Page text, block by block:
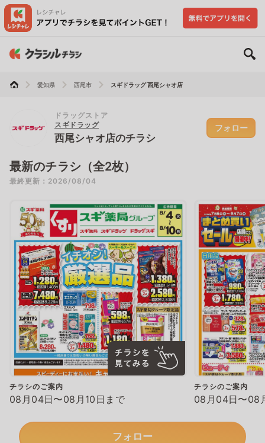
愛知県 西尾市 スギドラッグ 西尾シャオ店
ドラッグストア
スギドラッグ
西尾シャオ店のチラシ
フォロー
最新のチラシ（全2枚）
最終更新：2026/08/04
チラシのご案内
08月04日〜08月10日まで
チラシのご案内
08月04日〜08
フォロー